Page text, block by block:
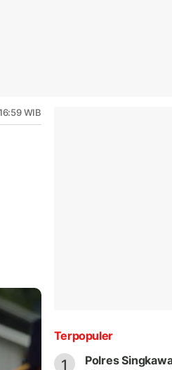
WIB
Terpopuler
1
Polres